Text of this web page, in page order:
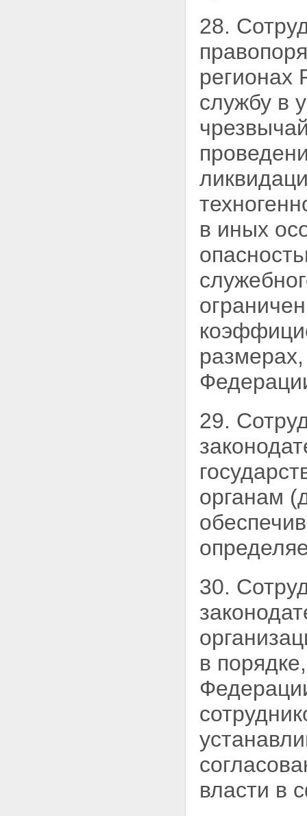
28.
регионах
службу в
в иных
29.
органам
30.
в
власти в